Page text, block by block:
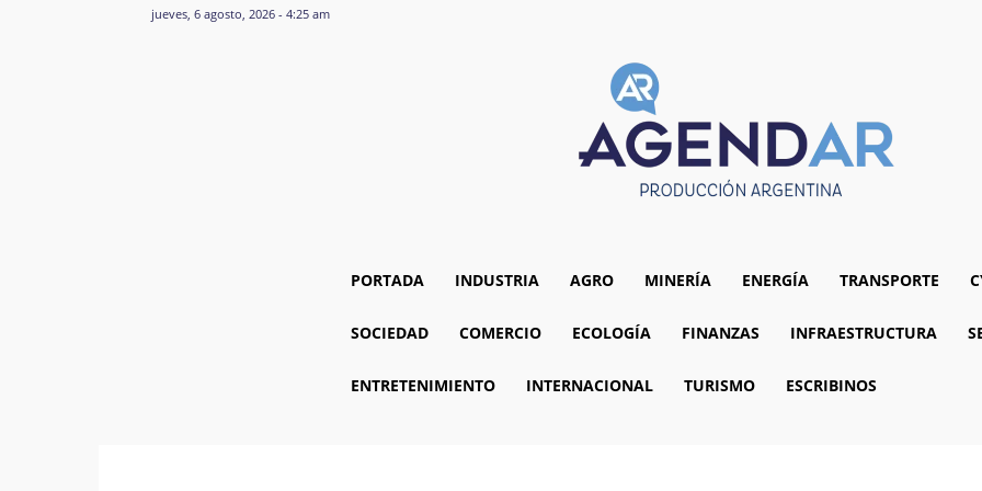
jueves, 6 agosto, 2026 - 4:25 am
PORTADA INDUSTRIA AGRO MINERÍA ENERGÍA TRANSPORTE
SOCIEDAD COMERCIO ECOLOGÍA FINANZAS INFRAESTRUCTURA
ENTRETENIMIENTO INTERNACIONAL TURISMO ESCRIBINOS